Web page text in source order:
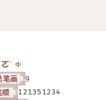
ˋ
笔画 9
顺 121351234